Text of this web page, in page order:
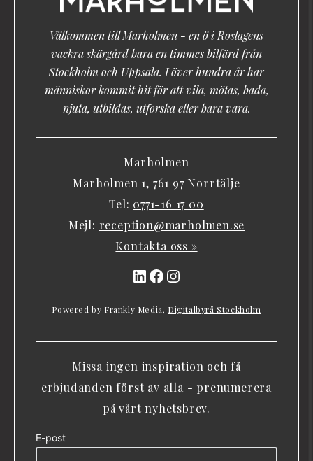
Välkommen till Marholmen - en ö i Roslagens
vackra skärgård bara en timmes bilfärd från
Stockholm och Uppsala. I över hundra år har
människor kommit hit för att vila, mötas, bada,
njuta, utbildas, utforska eller bara vara.
Marholmen
Marholmen 1, 761 97 Norrtälje
Tel: 0771-16 17 00
Mejl: reception@marholmen.se
Kontakta oss »
LinkedIn
Facebook
Instagram
Powered by Frankly Media, Digitalbyrå Stockholm
Missa ingen inspiration och få
erbjudanden först av alla - prenumerera
på vårt nyhetsbrev.
E-post